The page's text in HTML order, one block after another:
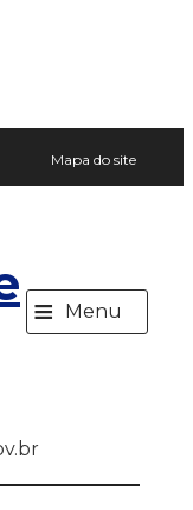
Mapa do site
≡ Menu